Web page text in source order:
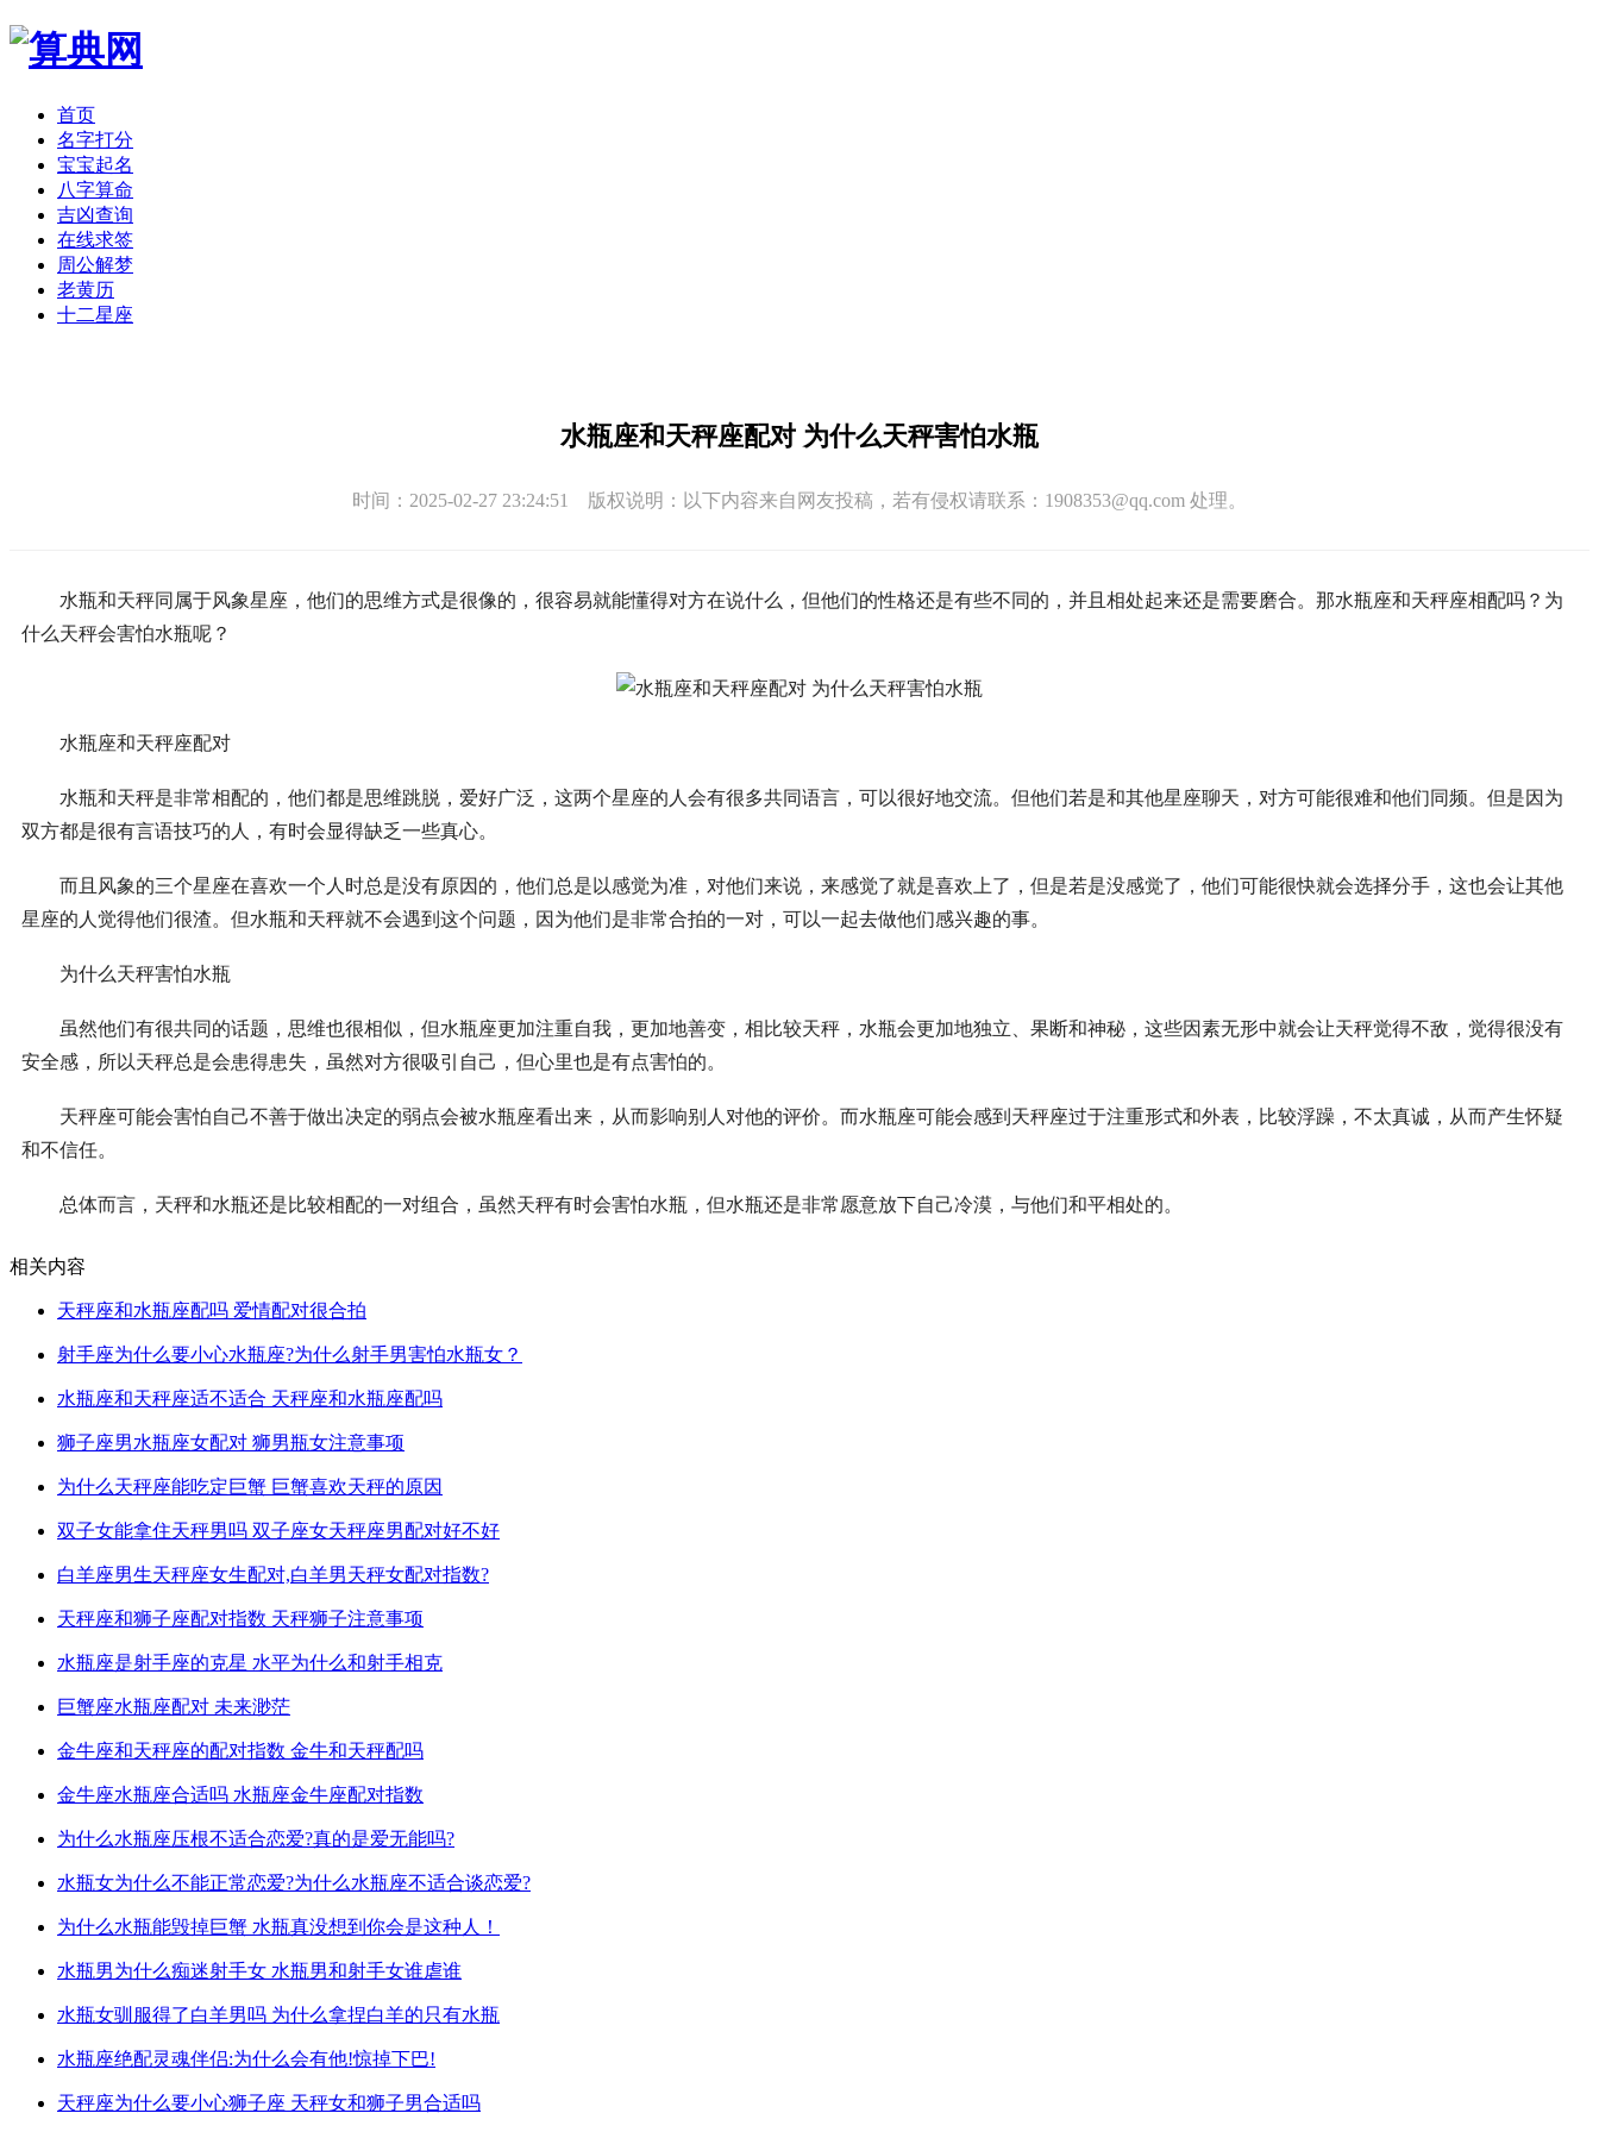
首页
名字打分
宝宝起名
八字算命
吉凶查询
在线求签
周公解梦
老黄历
十二星座
水瓶座和天秤座配对 为什么天秤害怕水瓶
时间：2025-02-27 23:24:51 版权说明：以下内容来自网友投稿，若有侵权请联系：1908353@qq.com 处理。
水瓶和天秤同属于风象星座，他们的思维方式是很像的，很容易就能懂得对方在说什么，但他们的性格还是有些不同的，并且相处起来还是需要磨合。那水瓶座和天秤座相配吗？为
什么天秤会害怕水瓶呢？
水瓶座和天秤座配对
水瓶和天秤是非常相配的，他们都是思维跳脱，爱好广泛，这两个星座的人会有很多共同语言，可以很好地交流。但他们若是和其他星座聊天，对方可能很难和他们同频。但是因为
双方都是很有言语技巧的人，有时会显得缺乏一些真心。
而且风象的三个星座在喜欢一个人时总是没有原因的，他们总是以感觉为准，对他们来说，来感觉了就是喜欢上了，但是若是没感觉了，他们可能很快就会选择分手，这也会让其他
星座的人觉得他们很渣。但水瓶和天秤就不会遇到这个问题，因为他们是非常合拍的一对，可以一起去做他们感兴趣的事。
为什么天秤害怕水瓶
虽然他们有很共同的话题，思维也很相似，但水瓶座更加注重自我，更加地善变，相比较天秤，水瓶会更加地独立、果断和神秘，这些因素无形中就会让天秤觉得不敌，觉得很没有
安全感，所以天秤总是会患得患失，虽然对方很吸引自己，但心里也是有点害怕的。
天秤座可能会害怕自己不善于做出决定的弱点会被水瓶座看出来，从而影响别人对他的评价。而水瓶座可能会感到天秤座过于注重形式和外表，比较浮躁，不太真诚，从而产生怀疑
和不信任。
总体而言，天秤和水瓶还是比较相配的一对组合，虽然天秤有时会害怕水瓶，但水瓶还是非常愿意放下自己冷漠，与他们和平相处的。
相关内容
天秤座和水瓶座配吗 爱情配对很合拍
射手座为什么要小心水瓶座?为什么射手男害怕水瓶女？
水瓶座和天秤座适不适合 天秤座和水瓶座配吗
狮子座男水瓶座女配对 狮男瓶女注意事项
为什么天秤座能吃定巨蟹 巨蟹喜欢天秤的原因
双子女能拿住天秤男吗 双子座女天秤座男配对好不好
白羊座男生天秤座女生配对,白羊男天秤女配对指数?
天秤座和狮子座配对指数 天秤狮子注意事项
水瓶座是射手座的克星 水平为什么和射手相克
巨蟹座水瓶座配对 未来渺茫
金牛座和天秤座的配对指数 金牛和天秤配吗
金牛座水瓶座合适吗 水瓶座金牛座配对指数
为什么水瓶座压根不适合恋爱?真的是爱无能吗?
水瓶女为什么不能正常恋爱?为什么水瓶座不适合谈恋爱?
为什么水瓶能毁掉巨蟹 水瓶真没想到你会是这种人！
水瓶男为什么痴迷射手女 水瓶男和射手女谁虐谁
水瓶女驯服得了白羊男吗 为什么拿捏白羊的只有水瓶
水瓶座绝配灵魂伴侣:为什么会有他!惊掉下巴!
天秤座为什么要小心狮子座 天秤女和狮子男合适吗